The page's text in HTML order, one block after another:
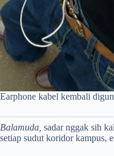
Earphone kabel kembali
Balamuda, sadar nggak sih
setiap sudut koridor kampus,